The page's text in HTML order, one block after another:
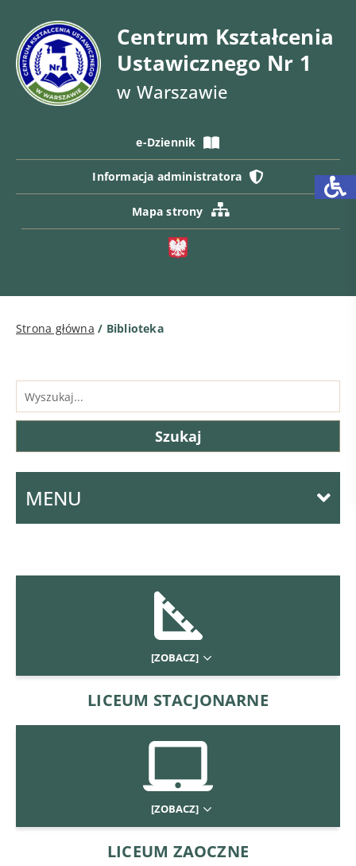
Centrum Kształcenia
Ustawicznego Nr 1
w Warszawie
e-Dziennik
Informacja administratora
Mapa strony
Strona główna / Biblioteka
MENU
[ZOBACZ]
LICEUM STACJONARNE
[ZOBACZ]
LICEUM ZAOCZNE